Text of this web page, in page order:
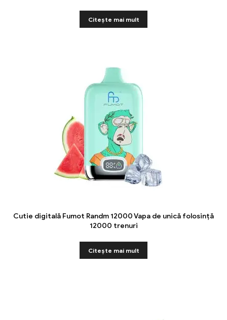
Citeşte mai mult
Cutie digitală Fumot Randm 12000 Vapa de unică folosință
12000 trenuri
Citeşte mai mult